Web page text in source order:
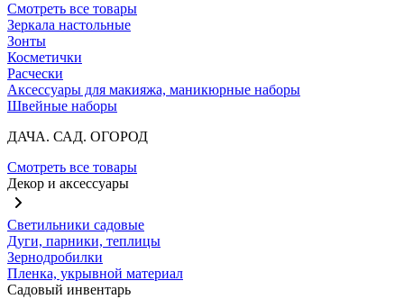
Смотреть все товары
Зеркала настольные
Зонты
Косметички
Расчески
Аксессуары для макияжа, маникюрные наборы
Швейные наборы
ДАЧА. САД. ОГОРОД
Смотреть все товары
Декор и аксессуары
Светильники садовые
Дуги, парники, теплицы
Зернодробилки
Пленка, укрывной материал
Садовый инвентарь